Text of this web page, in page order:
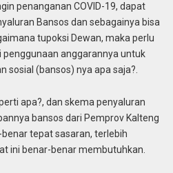
penanganan COVID-19, dapat
Bansos dan sebagainya bisa
tupoksi Dewan, maka perlu
anggarannya untuk
sosial (bansos) nya apa saja?.
apa?, dan skema penyaluran
bansos dari Pemprov Kalteng
tepat sasaran, terlebih
ini benar-benar membutuhkan.